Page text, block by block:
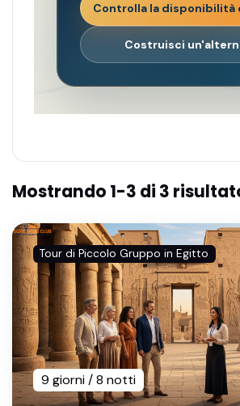
Controlla la disponibilità
Costruisci
Mostrando 1-3 di 3
Tour di Piccolo Gruppo in Egitto
9 giorni / 8 notti